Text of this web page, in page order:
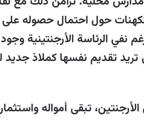
فوق مليار دولار، مما كان سيكلفه
استثمارية، فثيل يحمل
عن اهتمامه بالحصول على
أن يكونوا أسرى قرار
حول احتمال حصوله على
نفي الرئاسة الأرجنتينية
تقديم نفسها كملاذ جديد
تبقى أمواله